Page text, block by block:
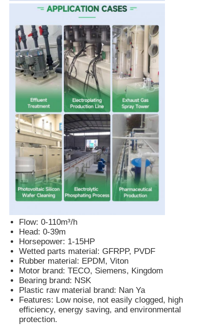
Máy bơm phế quản khí
Bơm định lượng
Máy bơm nước thải chìm
quạt ly tâm công nghiệp
Flow: 0-110m³/h
Head: 0-39m
Horsepower: 1-15HP
Wetted parts material: GFRPP, PVDF
Rubber material: EPDM, Viton
Motor brand: TECO, Siemens, Kingdom
Bearing brand: NSK
Plastic raw material brand: Nan Ya
Features: Low noise, not easily clogged, high
efficiency, energy saving, and environmental
protection.